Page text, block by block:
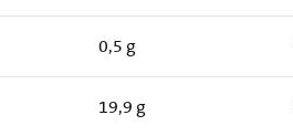
0,5 g
19,9 g